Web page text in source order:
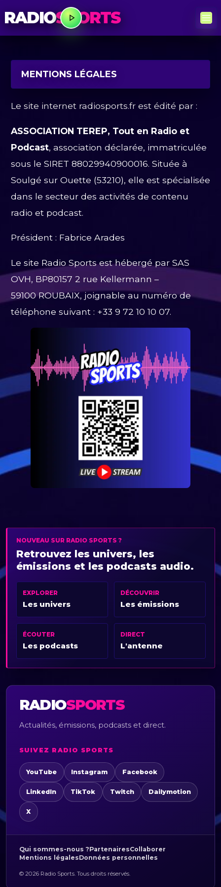
RADIOSPORTS
MENTIONS LÉGALES
Le site internet radiosports.fr est édité par :
ASSOCIATION TEREP, Tout en Radio et
Podcast, association déclarée, immatriculée
sous le SIRET 88029940900016. Située à
Soulgé sur Ouette (53210), elle est spécialisée
dans le secteur des activités de contenu
radio et podcast.
Président : Fabrice Arades
Le site Radio Sports est hébergé par SAS
OVH, BP80157 2 rue Kellermann –
59100 ROUBAIX, joignable au numéro de
téléphone suivant : +33 9 72 10 10 07.
NOUVEAU SUR RADIO SPORTS ?
Retrouvez les univers, les
émissions et les podcasts audio.
EXPLORER
Les univers
DÉCOUVRIR
Les émissions
ÉCOUTER
Les podcasts
DIRECT
L'antenne
RADIOSPORTS
Actualités, émissions, podcasts et direct.
SUIVEZ RADIO SPORTS
YouTube Instagram Facebook
LinkedIn TikTok Twitch Dailymotion
X
Qui sommes-nous ?PartenairesCollaborer
Mentions légalesDonnées personnelles
© 2026 Radio Sports. Tous droits réservés.